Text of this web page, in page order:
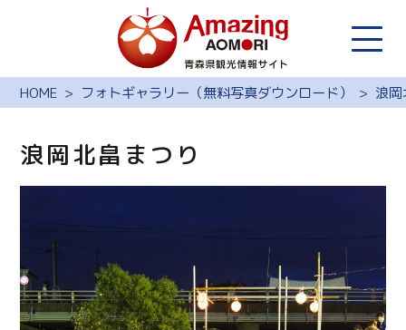
HOME フォトギャラリー（無料写真ダウンロード） 浪
浪岡北畠まつり